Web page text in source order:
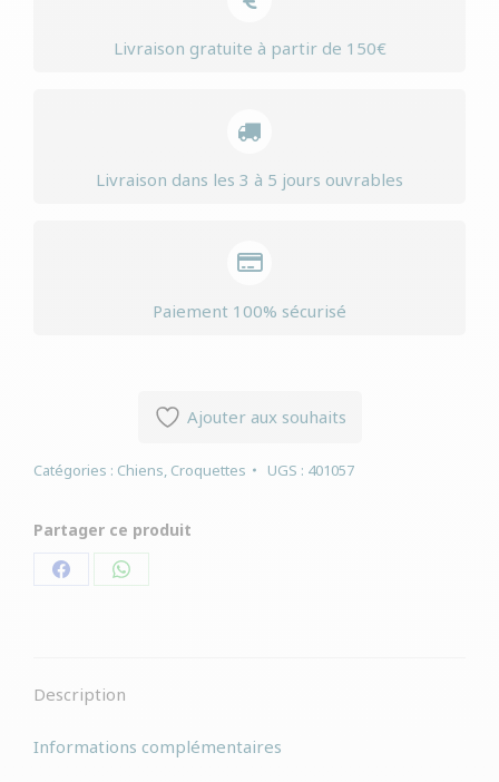
Livraison gratuite à partir de 150€
Livraison dans les 3 à 5 jours ouvrables
Paiement 100% sécurisé
Ajouter aux souhaits
Catégories : Chiens, Croquettes UGS : 401057
Partager ce produit
PartagerPartager
Description
Informations complémentaires